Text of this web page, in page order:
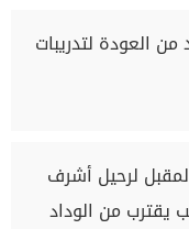
العودة لتدريبات
لرحيل أشرف
يقترب من الوداد